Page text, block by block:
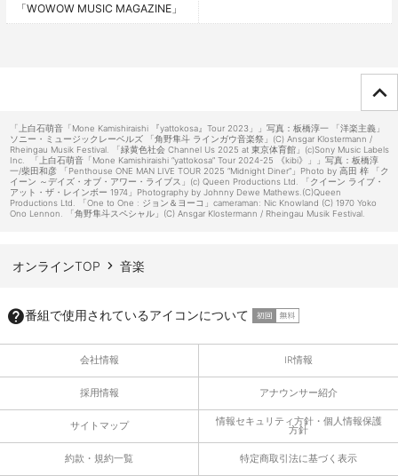
「WOWOW MUSIC MAGAZINE」
ページTOPへ
「上白石萌音「Mone Kamishiraishi 『yattokosa』Tour 2023」」写真：板橋淳一 「洋楽主義」
ソニー・ミュージックレーベルズ 「角野隼斗 ラインガウ音楽祭」(C) Ansgar Klostermann /
Rheingau Musik Festival. 「緑黄色社会 Channel Us 2025 at 東京体育館」(c)Sony Music Labels
Inc. 「上白石萌音「Mone Kamishiraishi “yattokosa” Tour 2024-25 《kibi》」」写真：板橋淳
一/柴田和彦 「Penthouse ONE MAN LIVE TOUR 2025 “Midnight Diner”」Photo by 高田 梓 「ク
イーン ～デイズ・オブ・アワー・ライブス」(c) Queen Productions Ltd. 「クイーン ライブ・
アット・ザ・レインボー 1974」Photography by Johnny Dewe Mathews.(C)Queen
Productions Ltd. 「One to One : ジョン＆ヨーコ」cameraman: Nic Knowland (C) 1970 Yoko
Ono Lennon. 「角野隼斗スペシャル」(C) Ansgar Klostermann / Rheingau Musik Festival.
オンラインTOP 音楽
番組で使用されているアイコンについて
会社情報 IR情報
採用情報 アナウンサー紹介
サイトマップ 情報セキュリティ方針・個人情報保護
方針
約款・規約一覧 特定商取引法に基づく表示